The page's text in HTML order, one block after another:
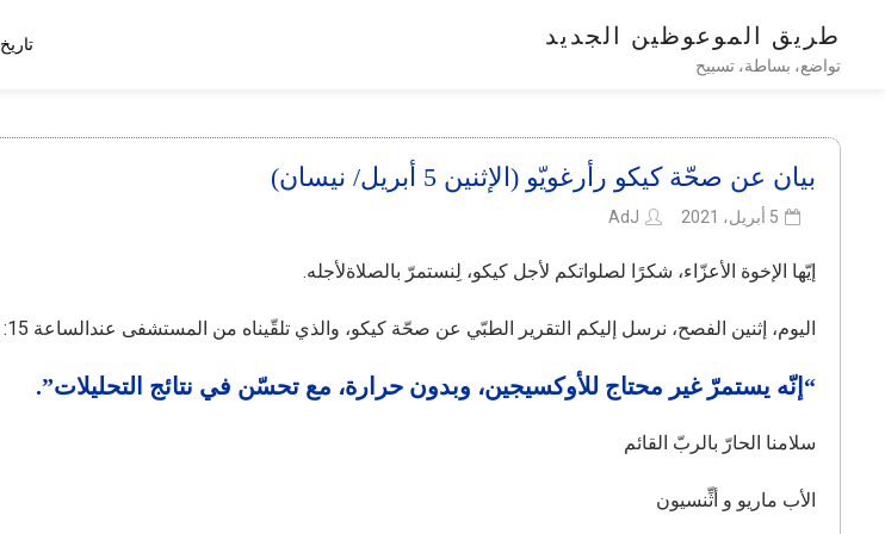
طريق الموعوظين الجديد
تواضع، بساطة، تسبيح
تاريخ
بيان عن صحّة كيكو رأرغويّو (الإثنين 5 أبريل/ نيسان)
5 أبريل، 2021 AdJ
إيّها الإخوة الأعزّاء، شكرًا لصلواتكم لأجل كيكو، لِنستمرّ بالصلاةلأجله.
اليوم، إثنين الفصح، نرسل إليكم التقرير الطبّي عن صحّة كيكو، والذي تلقّيناه من المستشفى عندالساعة 15: 07:
“إنّه يستمرّ غير محتاج للأوكسيجين، وبدون حرارة، مع تحسّن في نتائج التحليلات”.
سلامنا الحارّ بالربّ القائم
الأب ماريو و أثِّنسيون